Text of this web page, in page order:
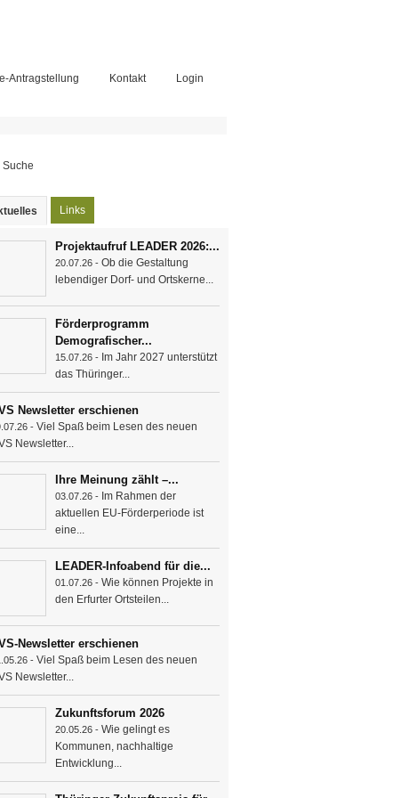
Antragstellung Kontakt Login
(aktiver Reiter)
Links
Projektaufruf LEADER 2026:...
20.07.26 - Ob die Gestaltung
lebendiger Dorf- und Ortskerne...
Förderprogramm
Demografischer...
15.07.26 - Im Jahr 2027 unterstützt
das Thüringer...
Newsletter erschienen
- Viel Spaß beim Lesen des neuen
Newsletter...
Ihre Meinung zählt –...
03.07.26 - Im Rahmen der
aktuellen EU-Förderperiode ist
eine...
LEADER-Infoabend für die...
01.07.26 - Wie können Projekte in
den Erfurter Ortsteilen...
Newsletter erschienen
- Viel Spaß beim Lesen des neuen
Newsletter...
Zukunftsforum 2026
20.05.26 - Wie gelingt es
Kommunen, nachhaltige
Entwicklung...